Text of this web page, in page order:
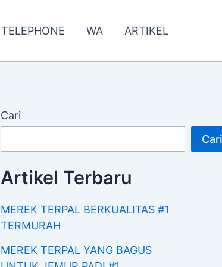
TELEPHONE WA ARTIKEL
Cari
Cari
Artikel Terbaru
MEREK TERPAL BERKUALITAS #1
TERMURAH
MEREK TERPAL YANG BAGUS